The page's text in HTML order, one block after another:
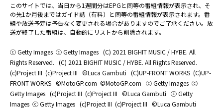
このサイトでは、当日から1週間分はEPGと同等の番組情報が表示され、そ
の先1か月後まではガイド誌（有料）と同等の番組情報が表示されます。番
組や放送予定は予告なく変更される場合がありますのでご了承ください。放
送が終了した番組は、自動的にリストから削除されます。
ⓒ Getty Images ⓒ Getty Images (C) 2021 BIGHIT MUSIC / HYBE. All
Rights Reserved. (C) 2021 BIGHIT MUSIC / HYBE. All Rights Reserved.
(c)Project III (c)Project III ©Luca Gambuti (C)UP-FRONT WORKS (C)UP-
FRONT WORKS ©MotoGP.com ©MotoGP.com ⓒ Getty Images ⓒ
Getty Images (c)Project III (c)Project III ©Luca Gambuti ⓒ Getty
Images ⓒ Getty Images (c)Project III (c)Project III ©Luca Gambuti